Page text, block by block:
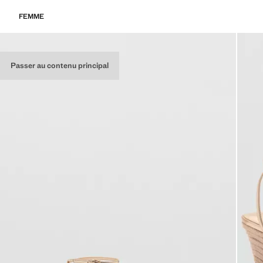
Passer au contenu principal
FEMME